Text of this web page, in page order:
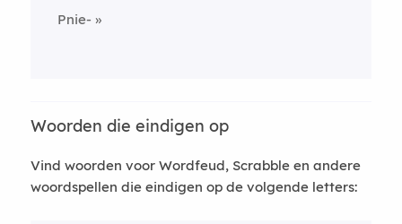
Pnie-
Woorden die eindigen op
Vind woorden voor Wordfeud, Scrabble en andere
woordspellen die eindigen op de volgende letters: